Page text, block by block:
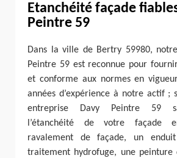
Etanchéité façade
Peintre 59
Dans la ville de Bertry 59980,
Peintre 59 est reconnue pour
et conforme aux normes en
années d’expérience à notre actif ;
entreprise Davy Peintre 59
l’étanchéité de votre façade
ravalement de façade, un
traitement hydrofuge, une peinture